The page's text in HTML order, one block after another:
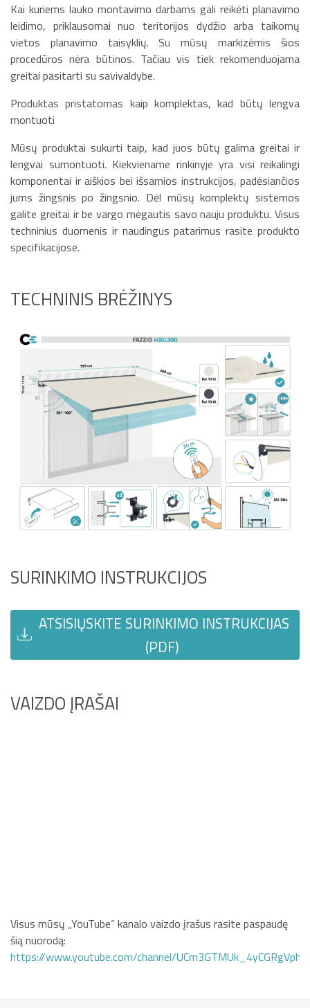
Kai kuriems lauko montavimo darbams gali reikėti planavimo
leidimo, priklausomai nuo teritorijos dydžio arba taikomų
vietos planavimo taisyklių. Su mūsų markizėmis šios
procedūros nėra būtinos. Tačiau vis tiek rekomenduojama
greitai pasitarti su savivaldybe.
Produktas pristatomas kaip komplektas, kad būtų lengva
montuoti
Mūsų produktai sukurti taip, kad juos būtų galima greitai ir
lengvai sumontuoti. Kiekviename rinkinyje yra visi reikalingi
komponentai ir aiškios bei išsamios instrukcijos, padėsiančios
jums žingsnis po žingsnio. Dėl mūsų komplektų sistemos
galite greitai ir be vargo mėgautis savo nauju produktu. Visus
techninius duomenis ir naudingus patarimus rasite produkto
specifikacijose.
TECHNINIS BRĖŽINYS
SURINKIMO INSTRUKCIJOS
ATSISIŲSKITE SURINKIMO INSTRUKCIJAS
(PDF)
VAIZDO ĮRAŠAI
Visus mūsų „YouTube“ kanalo vaizdo įrašus rasite paspaudę
šią nuorodą:
https://www.youtube.com/channel/